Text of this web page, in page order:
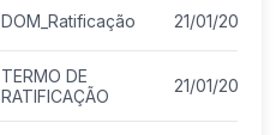
DOM_Ratificação 21/01/2026
TERMO DE
RATIFICAÇÃO
21/01/2026